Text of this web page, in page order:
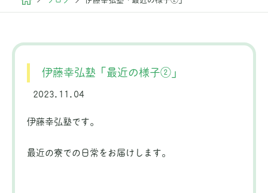
伊藤幸弘塾「最近の様子②」
2023.11.04
伊藤幸弘塾です。
最近の寮での日常をお届けします。